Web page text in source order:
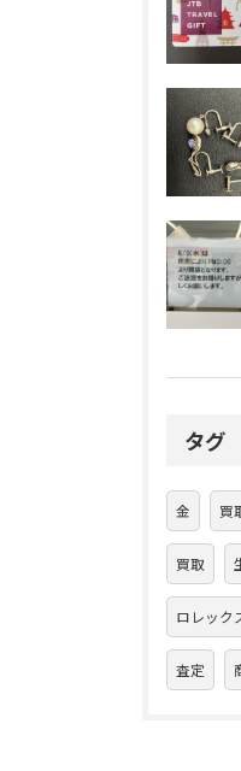
タグ
金 買
買取
ロレック
査定